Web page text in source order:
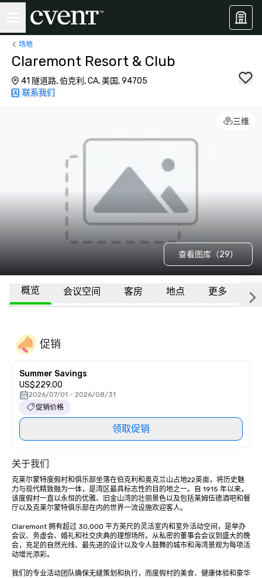
场地
Claremont Resort & Club
41 隧道路, 伯克利, CA, 美国, 94705
联系我们
三维
查看图库（29）
概览 会议空间 客房 地点 更多 常
促销
Summer Savings
US$229.00
2026/07/01 - 2026/08/31
促销价格
领取促销
关于我们
克莱尔蒙特度假村和俱乐部坐落在伯克利和奥克兰山占地22英亩，将历史魅
力与现代精致融为一体，是湾区最具标志性的目的地之一。自 1915 年以来，
该度假村一直以永恒的优雅、旧金山湾的壮丽景色以及包括莱姆伍德酒吧和餐
厅以及克莱尔蒙特俱乐部在内的世界一流设施欢迎客人。
Claremont 拥有超过 30,000 平方英尺的灵活室内和室外活动空间，是举办
会议、务虚会、婚礼和社交庆典的理想场所。从私密的董事会会议到盛大的晚
会，充足的自然光线、最先进的设计以及令人鼓舞的城市和海湾景观为每项活
动增光添彩。
我们的专业活动团队确保无缝策划和执行，而度假村的美食、健康体验和豪华